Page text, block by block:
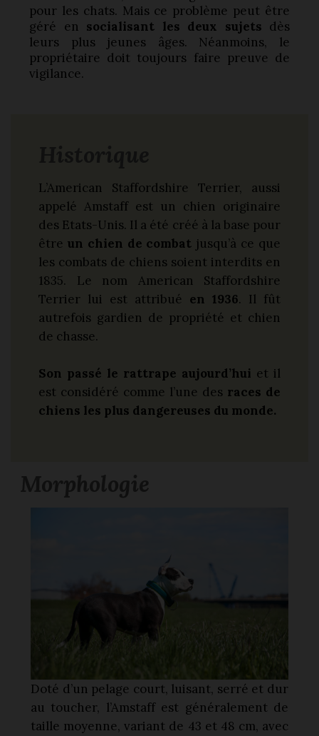
pour les chats. Mais ce problème peut être
géré en socialisant les deux sujets dès
leurs plus jeunes âges. Néanmoins, le
propriétaire doit toujours faire preuve de
vigilance.
L’American Staffordshire Terrier, aussi
appelé Amstaff est un chien originaire
des Etats-Unis. Il a été créé à la base pour
être un chien de combat jusqu’à ce que
les combats de chiens soient interdits en
1835. Le nom American Staffordshire
Terrier lui est attribué en 1936. Il fût
autrefois gardien de propriété et chien
de chasse.
Son passé le rattrape aujourd’hui et il
est considéré comme l’une des races de
chiens les plus dangereuses du monde.
Doté d’un pelage court, luisant, serré et dur
au toucher, l’Amstaff est généralement de
taille moyenne, variant de 43 et 48 cm, avec